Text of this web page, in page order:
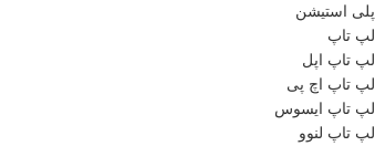
پلی استیشن
لپ تاپ
لپ تاپ اپل
لپ تاپ اچ پی
لپ تاپ ایسوس
لپ تاپ لنوو